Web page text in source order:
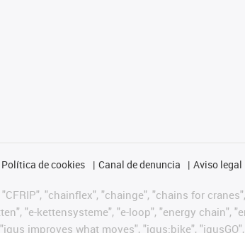
Política de cookies Canal de denuncia Aviso legal
"chainflex", "chainge", "chains for
"e-kettensysteme", "e-loop", "energy chain",
improves what moves", "igus:bike",